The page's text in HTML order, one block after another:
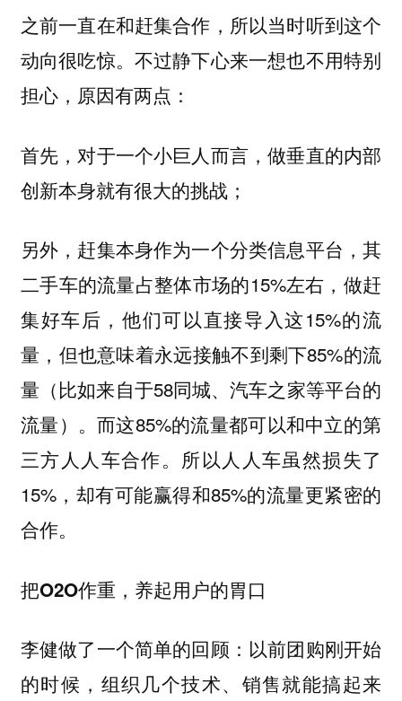
之前一直在和赶集合作，所以当时听到这个
动向很吃惊。不过静下心来一想也不用特别
担心，原因有两点：
首先，对于一个小巨人而言，做垂直的内部
创新本身就有很大的挑战；
另外，赶集本身作为一个分类信息平台，其
二手车的流量占整体市场的15%左右，做赶
集好车后，他们可以直接导入这15%的流
量，但也意味着永远接触不到剩下85%的流
量（比如来自于58同城、汽车之家等平台的
流量）。而这85%的流量都可以和中立的第
三方人人车合作。所以人人车虽然损失了
15%，却有可能赢得和85%的流量更紧密的
合作。
把O2O作重，养起用户的胃口
李健做了一个简单的回顾：以前团购刚开始
的时候，组织几个技术、销售就能搞起来